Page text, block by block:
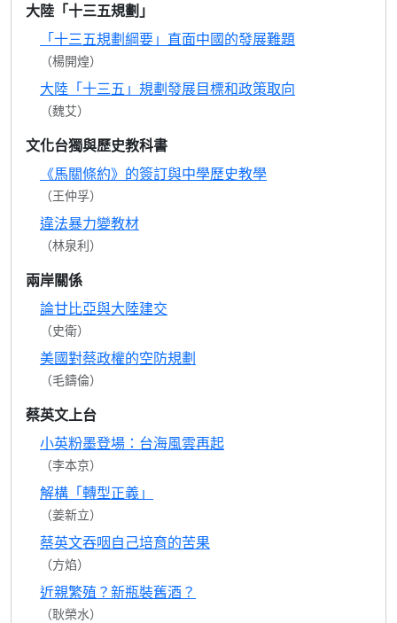
大陸「十三五規劃」
「十三五規劃綱要」直面中國的發展難題
（楊開煌）
大陸「十三五」規劃發展目標和政策取向
（魏艾）
文化台獨與歷史教科書
《馬關條約》的簽訂與中學歷史教學
（王仲孚）
違法暴力變教材
（林泉利）
兩岸關係
論甘比亞與大陸建交
（史衛）
美國對蔡政權的空防規劃
（毛鑄倫）
蔡英文上台
小英粉墨登場：台海風雲再起
（李本京）
解構「轉型正義」
（姜新立）
蔡英文吞咽自己培育的苦果
（方焰）
近親繁殖？新瓶裝舊酒？
（耿榮水）